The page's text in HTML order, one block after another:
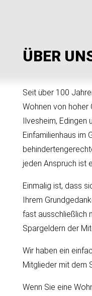
ÜBER
Seit über 100
Wohnen von hoher
Ilvesheim, Edingen
Einfamilienhaus im
jeden Anspruch ist
Einmalig ist, dass
Ihrem
fast ausschließlich
Spargeldern der
Wir haben ein
Mitglieder mit dem
Wenn Sie eine